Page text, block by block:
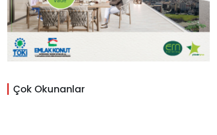
Çok Okunanlar